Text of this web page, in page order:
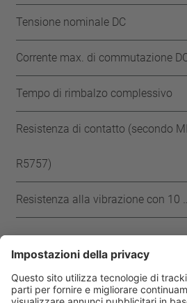
Tensione nominale DC
Corrente max. di commutazione
Tempo di rimbalzo complessivo
Resistenza di contatto (secondo
R5757)
Resistenza alla vibrazione con 10
Approvazioni